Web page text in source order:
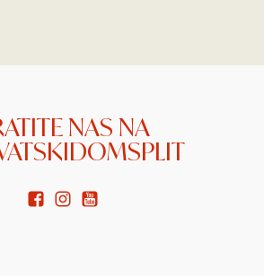
NAS NA